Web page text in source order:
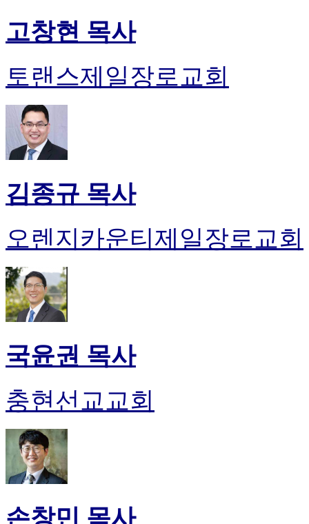
고창현 목사
토랜스제일장로교회
김종규 목사
오렌지카운티제일장로교회
국윤권 목사
충현선교교회
손창민 목사